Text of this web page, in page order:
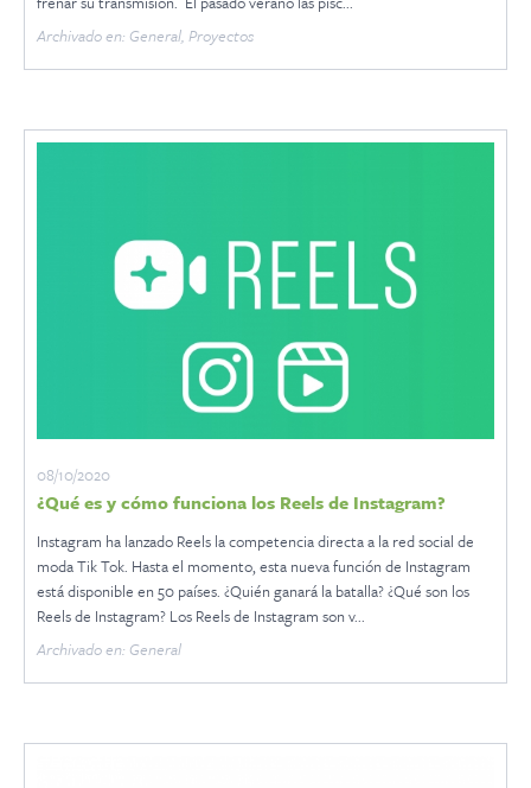
Archivado en: General, Proyectos
08/10/2020
¿Qué es y cómo funciona los Reels de Instagram?
Instagram ha lanzado Reels la competencia directa a la red social de
moda Tik Tok. Hasta el momento, esta nueva función de Instagram
está disponible en 50 países. ¿Quién ganará la batalla? ¿Qué son los
Reels de Instagram? Los Reels de Instagram son v...
Archivado en: General